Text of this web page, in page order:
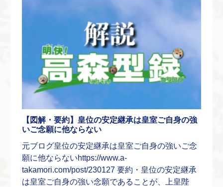
【図解・要約】皇位の安定継承は皇室ご自身の強
いご念願に他ならない
元ブログ皇位の安定継承は皇室ご自身の強いご念
願に他ならないhttps://www.a-
takamori.com/post/230127 要約・皇位の安定継承
は皇室ご自身の強い念願であることが、上皇陛